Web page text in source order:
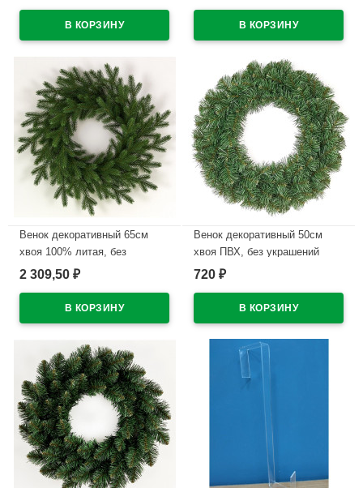
Венок декоративный 65см
хвоя 100% литая, без
украшений "Версальский"
2 309,50 ₽
Венок декоративный 50см
хвоя ПВХ, без украшений
"Сибирь" арт.ВСП 50
720 ₽